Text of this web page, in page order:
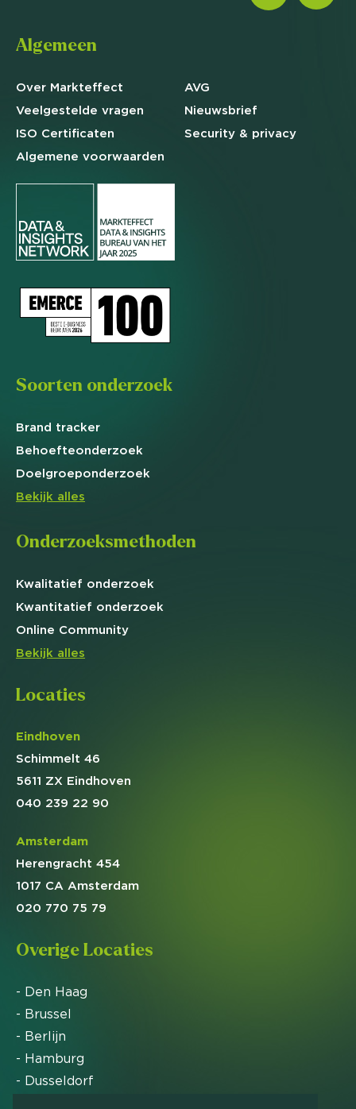
Algemeen
Over Markteffect
Veelgestelde vragen
ISO Certificaten
Algemene voorwaarden
AVG
Nieuwsbrief
Security & privacy
Soorten onderzoek
Brand tracker
Behoefteonderzoek
Doelgroeponderzoek
Bekijk alles
Onderzoeksmethoden
Kwalitatief onderzoek
Kwantitatief onderzoek
Online Community
Bekijk alles
Locaties
Eindhoven
Schimmelt 46
5611 ZX Eindhoven
040 239 22 90
Amsterdam
Herengracht 454
1017 CA Amsterdam
020 770 75 79
Overige Locaties
- Den Haag
- Brussel
- Berlijn
- Hamburg
- Dusseldorf